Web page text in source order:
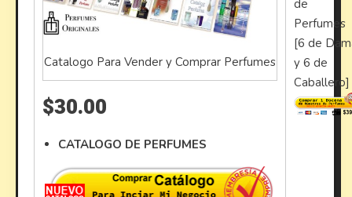
Catalogo Para Vender y Comprar Perfumes
$30.00
CATALOGO DE PERFUMES
de
Perfumes
[6 de
y 6 de
Caballero]